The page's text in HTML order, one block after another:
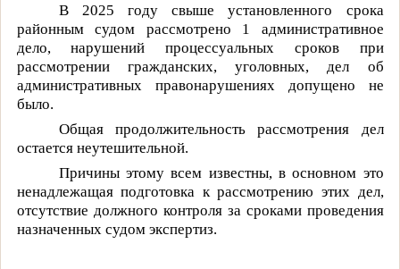
В 2025 году свыше установленного срока
районным судом рассмотрено 1 административное
дело, нарушений процессуальных сроков при
рассмотрении гражданских, уголовных, дел об
административных правонарушениях допущено не
было.
Общая продолжительность рассмотрения дел
остается неутешительной.
Причины этому всем известны, в основном это
ненадлежащая подготовка к рассмотрению этих дел,
отсутствие должного контроля за сроками проведения
назначенных судом экспертиз.